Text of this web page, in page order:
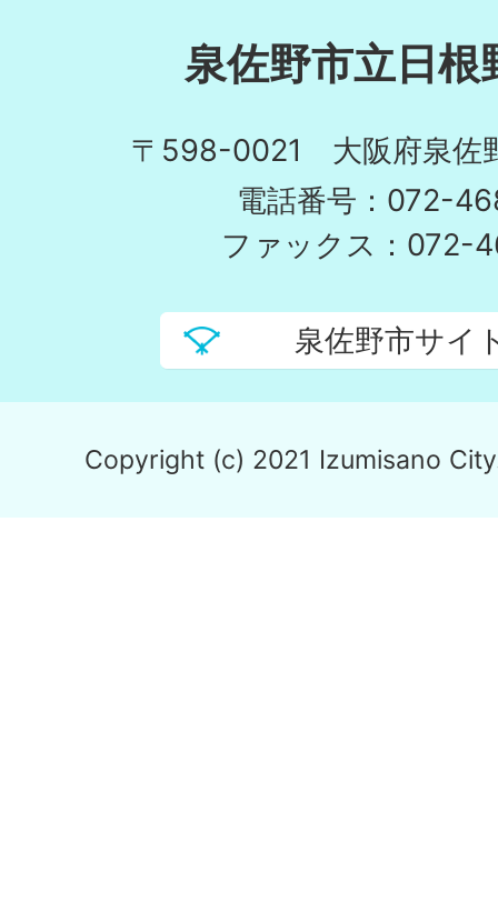
泉佐野市立日根
〒598-0021 大阪府泉佐
電話番号：072-
ファックス：072-
泉佐野市サイ
Copyright (c) 2021 Izumisano